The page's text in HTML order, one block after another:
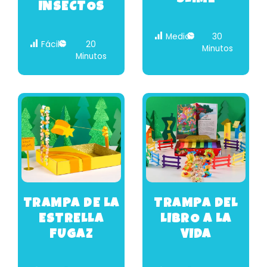
INSECTOS
Fácil
20
Minutos
Medio
30
Minutos
TRAMPA DE LA
ESTRELLA
FUGAZ
TRAMPA DEL
LIBRO A LA
VIDA